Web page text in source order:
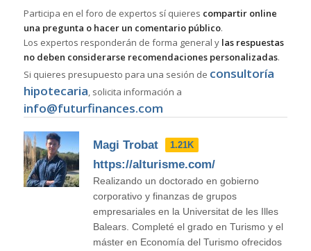
Participa en el foro de expertos sí quieres compartir online
una pregunta o hacer un comentario público.
Los expertos responderán de forma general y las respuestas
no deben considerarse recomendaciones personalizadas.
Si quieres presupuesto para una sesión de consultoría
hipotecaria, solicita información a
info@futurfinances.com
Magi Trobat 1.21K
https://alturisme.com/
Realizando un doctorado en gobierno
corporativo y finanzas de grupos
empresariales en la Universitat de les Illes
Balears. Completé el grado en Turismo y el
máster en Economía del Turismo ofrecidos